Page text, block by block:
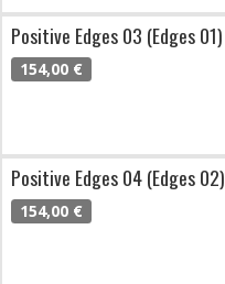
Positive Edges 03 (Edges 01)
154,00 €
Positive Edges 04 (Edges 02)
154,00 €